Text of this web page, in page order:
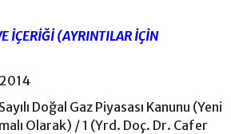
İÇERİĞİ (AYRINTILAR İÇİN
Doğal Gaz Piyasası Kanunu (Yeni
Olarak) / 1 (Yrd. Doç. Dr. Cafer